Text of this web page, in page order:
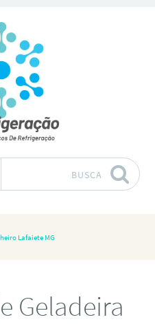
BUSCA
Lafaiete MG
Geladeira